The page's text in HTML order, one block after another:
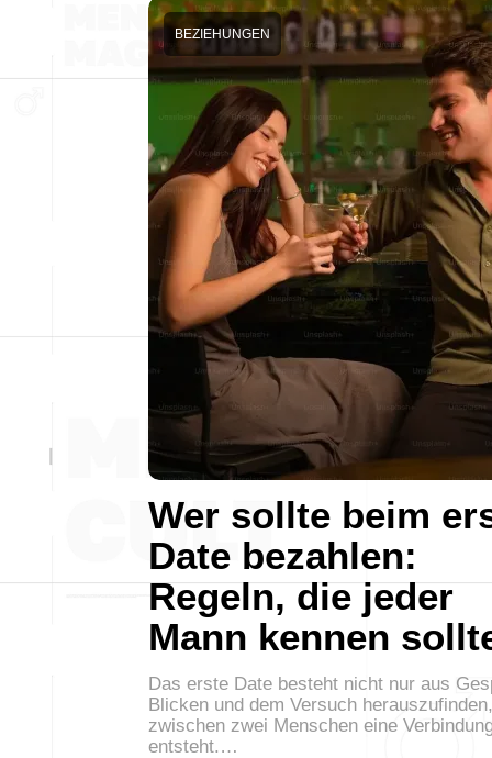
Wer sollte beim
Date bezahlen:
Regeln, die jeder
Mann kennen
BEZIEHUNGEN
Das erste Date besteht nicht nur aus
Blicken und dem Versuch
zwischen zwei Menschen eine
entsteht.…